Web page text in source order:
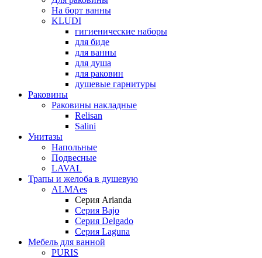
На борт ванны
KLUDI
гигиенические наборы
для биде
для ванны
для душа
для раковин
душевые гарнитуры
Раковины
Раковины накладные
Relisan
Salini
Унитазы
Напольные
Подвесные
LAVAL
Трапы и желоба в душевую
ALMAes
Серия Arianda
Серия Bajo
Серия Delgado
Серия Laguna
Мебель для ванной
PURIS